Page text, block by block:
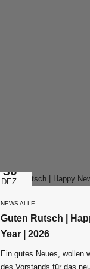
30
DEZ.
NEWS ALLE
Guten Rutsch |
Year | 2026
Ein gutes Neues, wollen
des Vorstands für das